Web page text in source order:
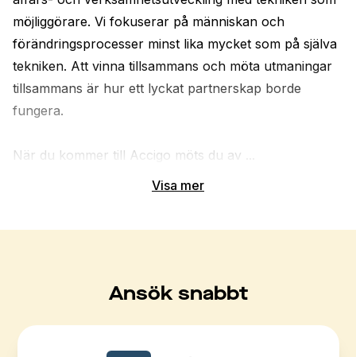
möjliggörare. Vi fokuserar på människan och
förändringsprocesser minst lika mycket som på själva
tekniken. Att vinna tillsammans och möta utmaningar
tillsammans är hur ett lyckat partnerskap borde
fungera.
När du kommer till Accigo möts du av ...
Visa mer
Ansök snabbt